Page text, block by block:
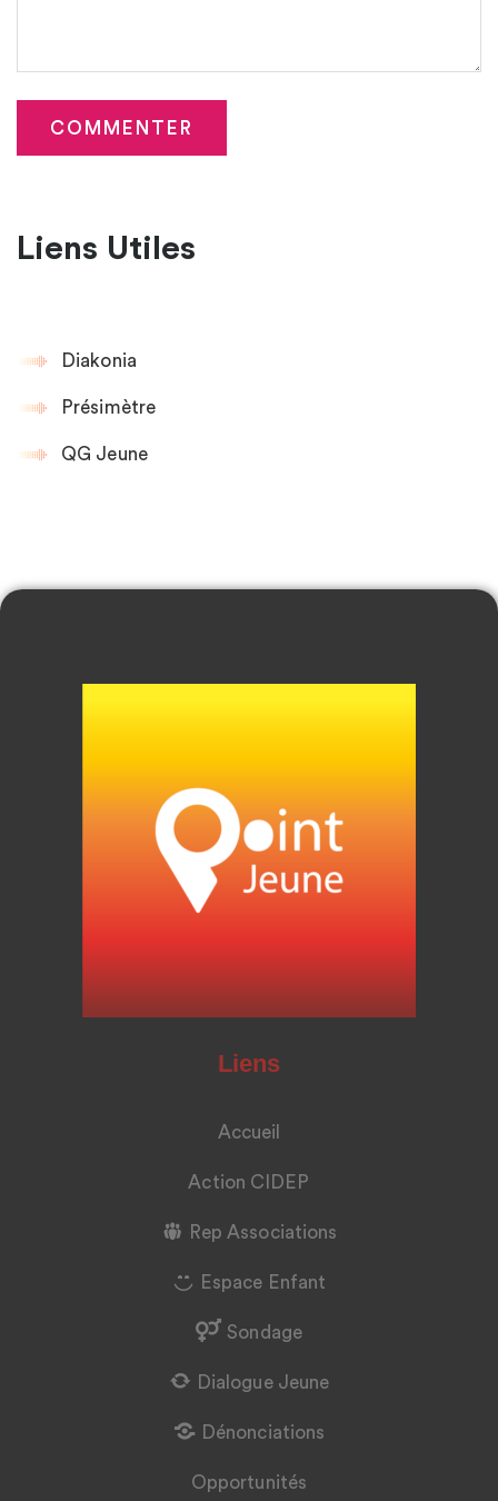
Liens Utiles
Diakonia
Présimètre
QG Jeune
Liens
Accueil
Action CIDEP
Rep Associations
Espace Enfant
Sondage
Dialogue Jeune
Dénonciations
Opportunités